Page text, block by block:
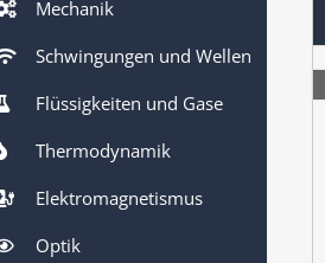
Mechanik
Schwingungen und Wellen
Flüssigkeiten und Gase
Thermodynamik
Elektromagnetismus
Optik